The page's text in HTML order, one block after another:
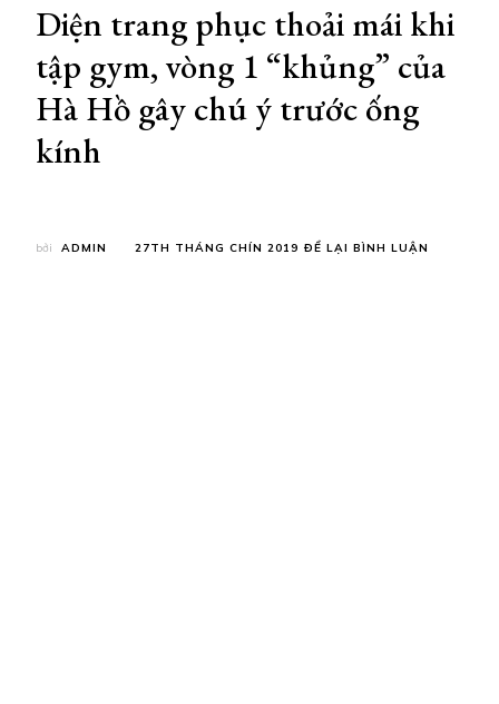
Diện trang phục thoải mái khi
tập gym, vòng 1 “khủng” của
Hà Hồ gây chú ý trước ống
kính
bởi ADMIN 27TH THÁNG CHÍN 2019 ĐỂ LẠI BÌNH LUẬN